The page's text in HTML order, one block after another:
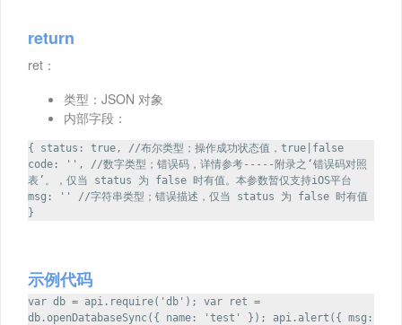
return
ret：
类型：JSON 对象
内部字段：
{ status: true, //布尔类型；操作成功状态值，true|false
code: '', //数字类型；错误码，详情参考-----附录之‘错误码对照
表’。，仅当 status 为 false 时有值。本参数暂仅支持iOS平台
msg: '' //字符串类型；错误描述，仅当 status 为 false 时有值
}
示例代码
var db = api.require('db'); var ret =
db.openDatabaseSync({ name: 'test' }); api.alert({ msg: